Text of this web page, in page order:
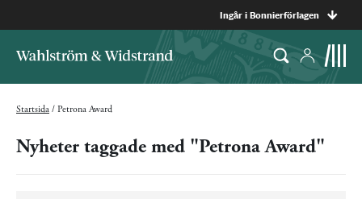
Ingår i Bonnierförlagen
Startsida / Petrona Award
Nyheter taggade med "Petrona Award"